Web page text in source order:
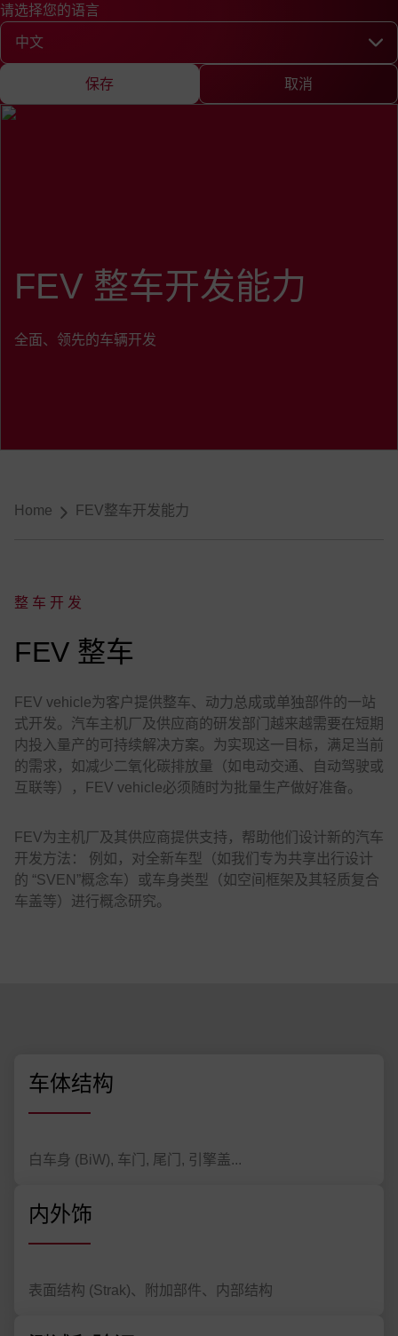
请选择您的语言
请选择您的语言
保存 取消
English Deutsch
FEV 整车开发能力
全面、领先的车辆开发
导航
Home FEV整车开发能力
整车开发
:
FEV 整车
FEV vehicle为客户提供整车、动力总成或单独部件的一站
式开发。汽车主机厂及供应商的研发部门越来越需要在短期
内投入量产的可持续解决方案。为实现这一目标，满足当前
的需求，如减少二氧化碳排放量（如电动交通、自动驾驶或
互联等），FEV vehicle必须随时为批量生产做好准备。
FEV为主机厂及其供应商提供支持，帮助他们设计新的汽车
开发方法： 例如，对全新车型（如我们专为共享出行设计
的 “SVEN”概念车）或车身类型（如空间框架及其轻质复合
车盖等）进行概念研究。
车体结构
白车身 (BiW), 车门, 尾门, 引擎盖...
内外饰
表面结构 (Strak)、附加部件、内部结构